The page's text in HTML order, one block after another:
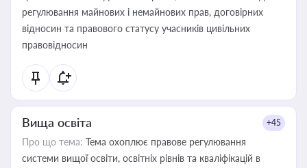
регулювання майнових і немайнових прав, договірних
відносин та правового статусу учасників цивільних
правовідносин
Вища освіта +45
Про що тема: Тема охоплює правове регулювання
системи вищої освіти, освітніх рівнів та кваліфікацій в